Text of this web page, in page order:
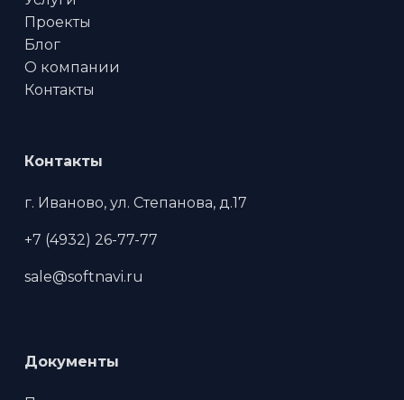
Проекты
Блог
О компании
Контакты
Контакты
г. Иваново, ул. Степанова, д.17
+7 (4932) 26-77-77
sale@softnavi.ru
Документы